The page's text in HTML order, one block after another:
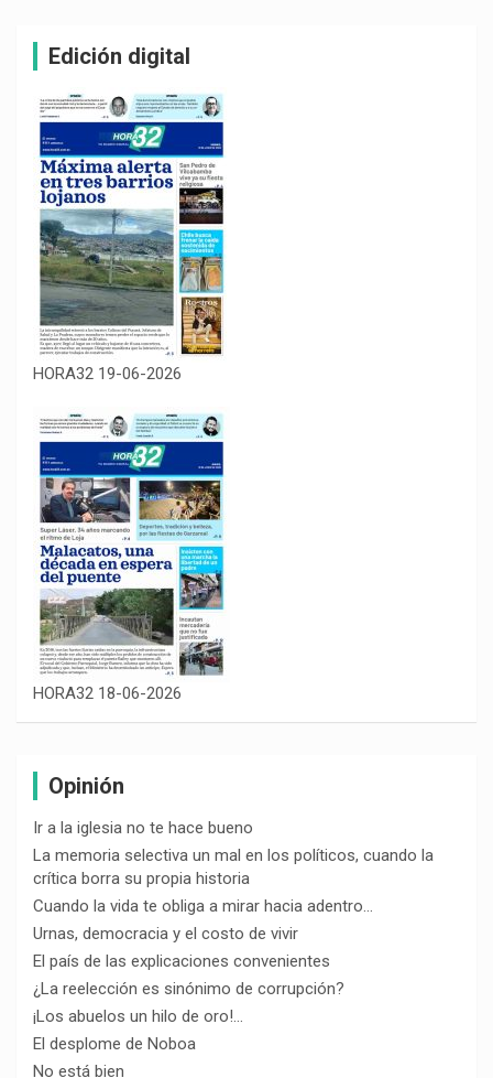
Edición digital
HORA32 19-06-2026
HORA32 18-06-2026
Opinión
Ir a la iglesia no te hace bueno
La memoria selectiva un mal en los políticos, cuando la
crítica borra su propia historia
Cuando la vida te obliga a mirar hacia adentro…
Urnas, democracia y el costo de vivir
El país de las explicaciones convenientes
¿La reelección es sinónimo de corrupción?
¡Los abuelos un hilo de oro!…
El desplome de Noboa
No está bien